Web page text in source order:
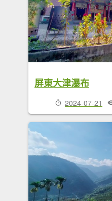
屏東大津瀑布
2024-07-21